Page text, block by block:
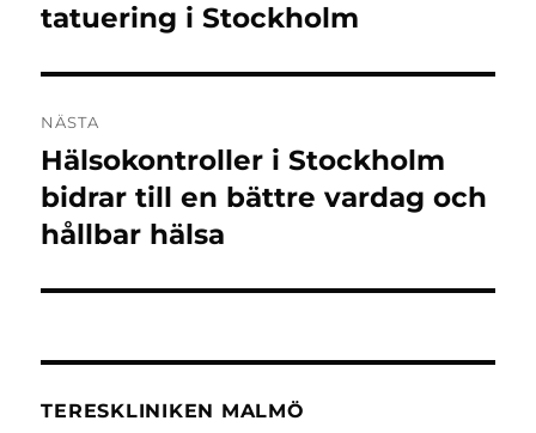
inlägg:
tatuering i Stockholm
NÄSTA
Nästa
inlägg:
Hälsokontroller i Stockholm
bidrar till en bättre vardag och
hållbar hälsa
TERESKLINIKEN MALMÖ